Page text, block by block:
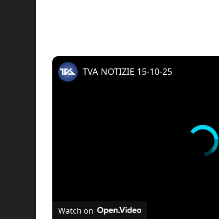
TVA NOTIZIE 15-10-25
Watch on